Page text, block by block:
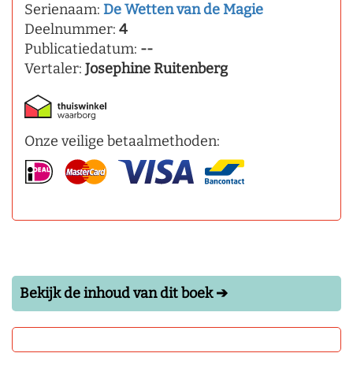
Serienaam: De Wetten van de Magie
Deelnummer: 4
Publicatiedatum: --
Vertaler: Josephine Ruitenberg
Onze veilige betaalmethoden:
Bekijk de inhoud van dit boek ➔